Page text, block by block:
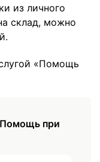
из личного
склад, можно
«Помощь
при